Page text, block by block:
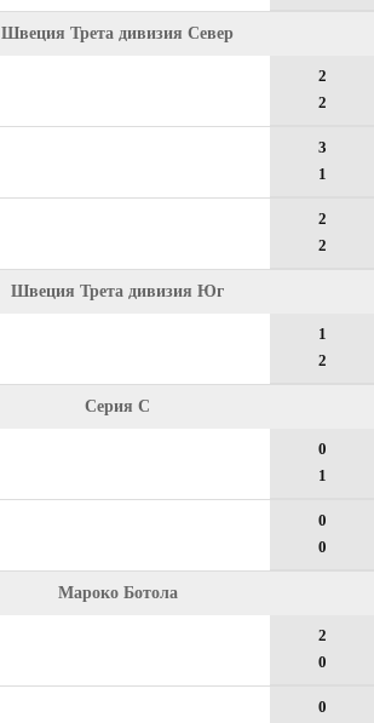
Швеция Трета дивизия Север
2
2
3
1
2
2
Швеция Трета дивизия Юг
1
2
Серия C
0
1
0
0
Мароко Ботола
2
0
0